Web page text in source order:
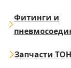
Фитинги и
Запчасти